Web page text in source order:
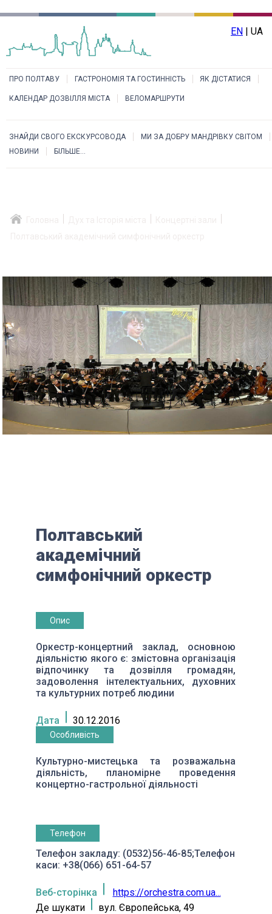
EN | UA
ПРО ПОЛТАВУ ГАСТРОНОМІЯ ТА ГОСТИННІСТЬ ЯК ДІСТАТИСЯ
КАЛЕНДАР ДОЗВІЛЛЯ МІСТА ВЕЛОМАРШРУТИ
ЗНАЙДИ СВОГО ЕКСКУРСОВОДА
МИ ЗА ДОБРУ МАНДРІВКУ СВІТОМ
НОВИНИ
БІЛЬШЕ...
Полтавський
академічний
симфонічний оркестр
Опис
Оркестр-концертний заклад, основною
діяльністю якого є: змістовна організація
відпочинку та дозвілля громадян,
задоволення інтелектуальних, духовних
та культурних потреб людини
Дата 30.12.2016
Особливість
Культурно-мистецька та розважальна
діяльність, планомірне проведення
концертно-гастрольної діяльності
Телефон
Телефон закладу: (0532)56-46-85;Телефон
каси: +38(066) 651-64-57
Веб-сторінка
https://orchestra.com.ua...
Де шукати
вул. Європейська, 49